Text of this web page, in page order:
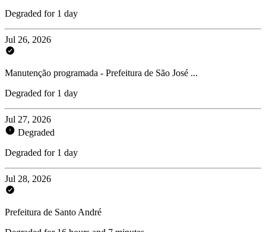
Degraded for 1 day
Jul 26, 2026
Manutenção programada - Prefeitura de São José ...
Degraded for 1 day
Jul 27, 2026
Degraded
Degraded for 1 day
Jul 28, 2026
Prefeitura de Santo André